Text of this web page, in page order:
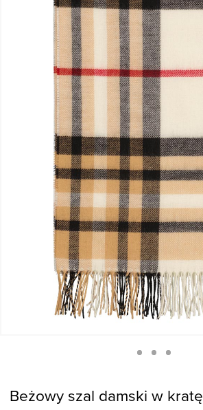
Beżowy szal damski w kratę